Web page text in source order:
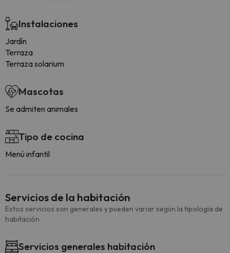
Instalaciones
Jardín
Terraza
Terraza solarium
Mascotas
Se admiten animales
Tipo de cocina
Menú infantil
Servicios de la habitación
Estos servicios son generales y pueden variar según la tipología de
habitación.
Servicios generales habitación